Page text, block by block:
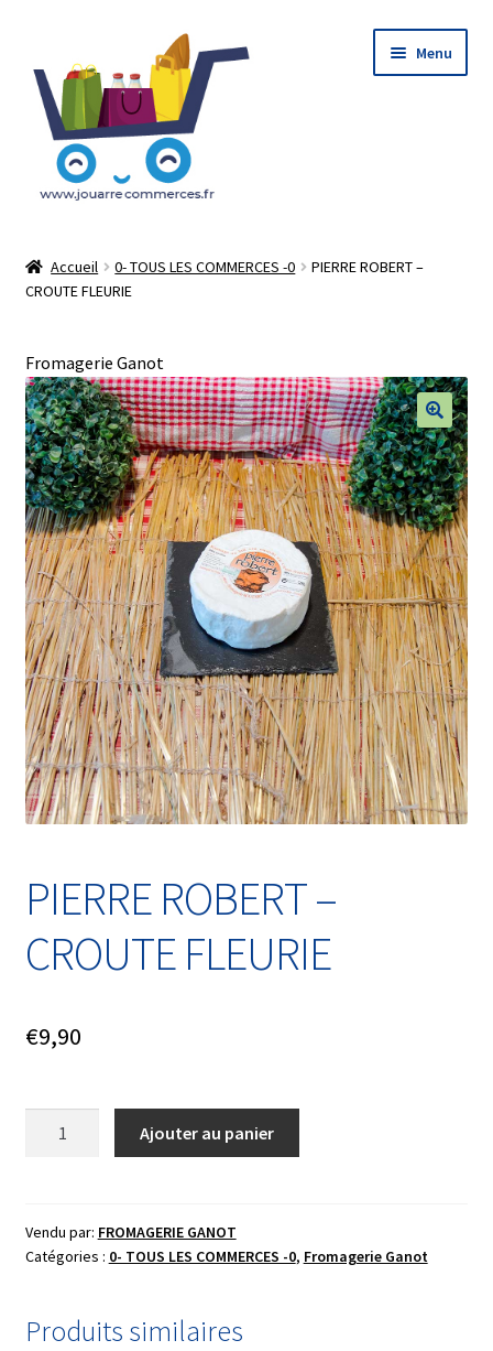
navigation
au
contenu
Menu
Le Concept : Click and Collect
Mon Compte
Mon Panier
Tableau de bord Du vendeur
Validation de commande
Accueil 0- TOUS LES COMMERCES -0
PIERRE ROBERT –
CROUTE FLEURIE
Fromagerie Ganot
🔍
PIERRE ROBERT –
CROUTE FLEURIE
€9,90
-
CROUTE
Ajouter au panier
Vendu par: FROMAGERIE GANOT
Catégories : 0- TOUS LES COMMERCES -0, Fromagerie Ganot
Produits similaires